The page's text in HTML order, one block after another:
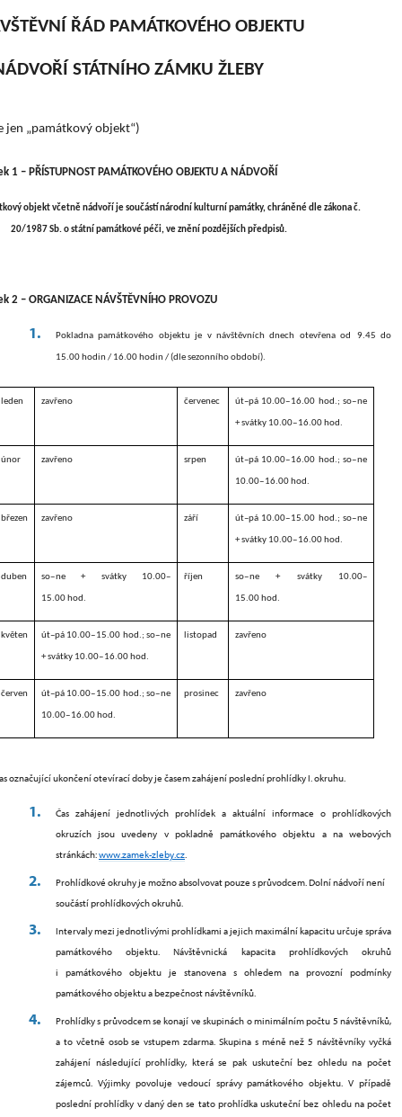
ŘÁD PAMÁTKOVÉHO OBJEKTU
STÁTNÍHO ZÁMKU ŽLEBY
jen „památkový objekt“)
1 – PŘÍSTUPNOST PAMÁTKOVÉHO OBJEKTU A NÁDVOŘÍ
objekt včetně nádvoří je součástínárodní kulturní památky, chráněné dle zákona č.
20/1987 Sb. o státní památkové péči, ve znění pozdějších předpisů.
2 – ORGANIZACE NÁVŠTĚVNÍHO PROVOZU
Pokladna památkového objektu je v návštěvních dnech otevřenaod 9.45 do
15.00 hodin / 16.00 hodin /(dle sezonního období).
leden zavřeno červenec út–pá 10.00‒16.00 hod.; so‒ne
+ svátky 10.00‒16.00 hod.
únor zavřeno srpen út–pá 10.00‒16.00 hod.; so‒ne
10.00‒16.00 hod.
březen zavřeno září út–pá 10.00‒15.00 hod.; so‒ne
+ svátky 10.00‒16.00 hod.
duben so‒ne + svátky 10.00–
15.00 hod.
říjen so‒ne + svátky 10.00–
15.00 hod.
květen út–pá 10.00‒15.00 hod.; so‒ne
+ svátky 10.00‒16.00 hod.
listopad zavřeno
červen út–pá 10.00‒15.00 hod.; so‒ne
10.00‒16.00 hod.
prosinec zavřeno
označující ukončení otevírací doby je časem zahájení poslední prohlídky I. okruhu.
Čas zahájení jednotlivých prohlídek a aktuální informace o prohlídkových
okruzích jsou uvedeny v pokladně památkového objektu a na webových
stránkách:www.zamek-zleby.cz.
Prohlídkové okruhy je možno absolvovat pouze s průvodcem. Dolní nádvoří není
součástí prohlídkových okruhů.
Intervaly mezi jednotlivými prohlídkami a jejich maximální kapacitu určuje správa
památkového objektu. Návštěvnická kapacita prohlídkových okruhů
i památkového objektu je stanovena s ohledem na provozní podmínky
památkového objektu a bezpečnost návštěvníků.
Prohlídky s průvodcem se konají ve skupinách o minimálním počtu 5 návštěvníků,
a to včetně osob se vstupem zdarma. Skupina s méně než 5 návštěvníky vyčká
zahájení následující prohlídky, která se pak uskuteční bez ohledu na počet
zájemců. Výjimky povoluje vedoucí správy památkového objektu. V případě
poslední prohlídky v daný den se tato prohlídka uskuteční bez ohledu na počet